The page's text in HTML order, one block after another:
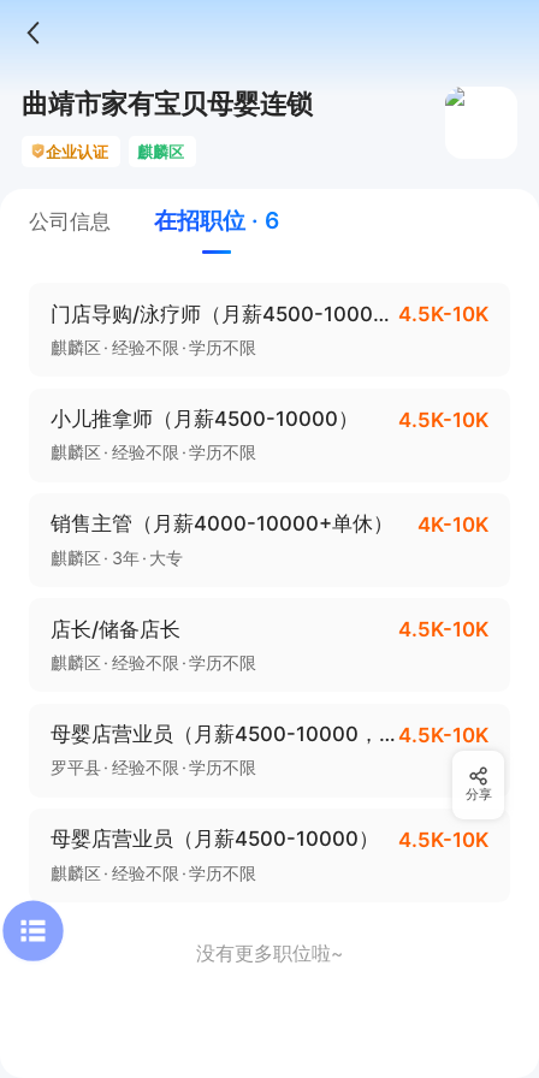
曲靖市家有宝贝母婴连锁
企业认证 麒麟区
公司信息 在招职位 · 6
门店导购/泳疗师（月薪4500-10000） 4.5K-10K
麒麟区 经验不限 学历不限
小儿推拿师（月薪4500-10000） 4.5K-10K
麒麟区 经验不限 学历不限
销售主管（月薪4000-10000+单休） 4K-10K
麒麟区 3年 大专
店长/储备店长 4.5K-10K
麒麟区 经验不限 学历不限
母婴店营业员（月薪4500-10000，罗平）4.5K-10K
罗平县 经验不限 学历不限
母婴店营业员（月薪4500-10000） 4.5K-10K
麒麟区 经验不限 学历不限
没有更多职位啦~
分享